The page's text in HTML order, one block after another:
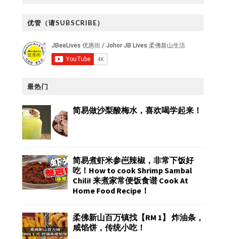
优管（请SUBSCRIBE）
最热门
简易做沙梨酸梅水，喜欢喝学起来！
简易煮虾米参岜辣椒，非常下饭好
吃！How to cook Shrimp Sambal
Chili! 来煮家常便饭食谱 Cook At
Home Food Recipe！
柔佛新山百万镇找【RM 1】 炸油条，
咸馅饼，传统小吃！